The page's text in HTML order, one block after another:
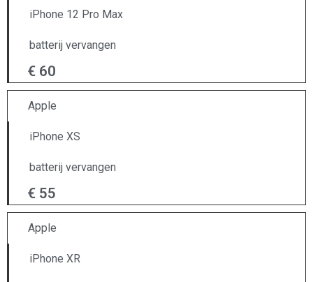
iPhone 12 Pro Max
batterij vervangen
€ 60
Apple
iPhone XS
batterij vervangen
€ 55
Apple
iPhone XR